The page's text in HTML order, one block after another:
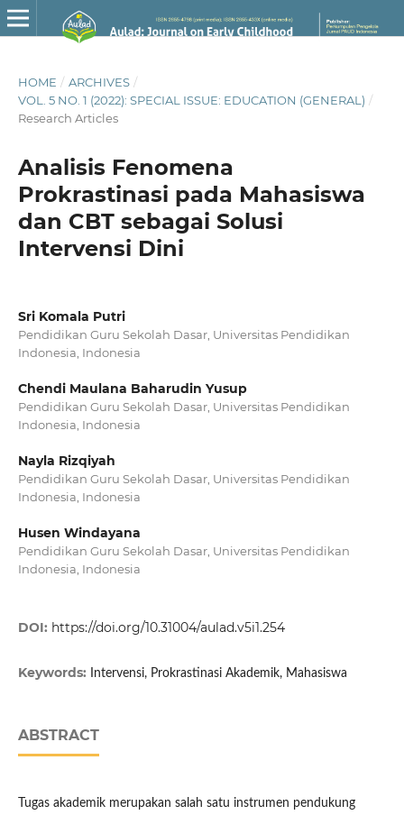
HOME / ARCHIVES /
VOL. 5 NO. 1 (2022): SPECIAL ISSUE: EDUCATION (GENERAL) /
Research Articles
Analisis Fenomena
Prokrastinasi pada Mahasiswa
dan CBT sebagai Solusi
Intervensi Dini
Sri Komala Putri
Pendidikan Guru Sekolah Dasar, Universitas Pendidikan
Indonesia, Indonesia
Chendi Maulana Baharudin Yusup
Pendidikan Guru Sekolah Dasar, Universitas Pendidikan
Indonesia, Indonesia
Nayla Rizqiyah
Pendidikan Guru Sekolah Dasar, Universitas Pendidikan
Indonesia, Indonesia
Husen Windayana
Pendidikan Guru Sekolah Dasar, Universitas Pendidikan
Indonesia, Indonesia
DOI: https://doi.org/10.31004/aulad.v5i1.254
Keywords: Intervensi, Prokrastinasi Akademik, Mahasiswa
ABSTRACT
Tugas akademik merupakan salah satu instrumen pendukung